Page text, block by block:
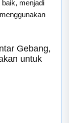
menjadi
Gebang,
untuk